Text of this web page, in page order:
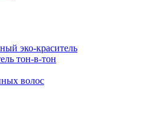
эко-краситель
тон-в-тон
волос